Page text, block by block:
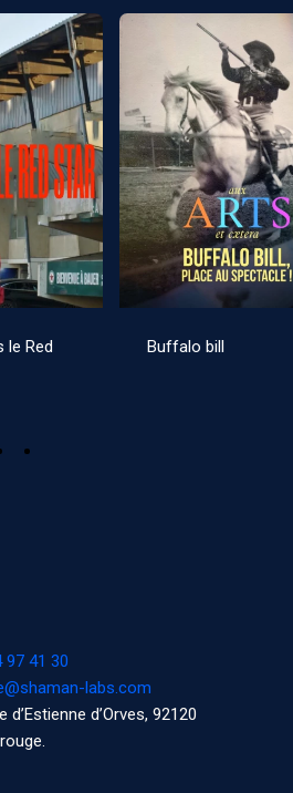
le Red
Buffalo bill
97 41 30
labs.com
d’Estienne d’Orves, 92120